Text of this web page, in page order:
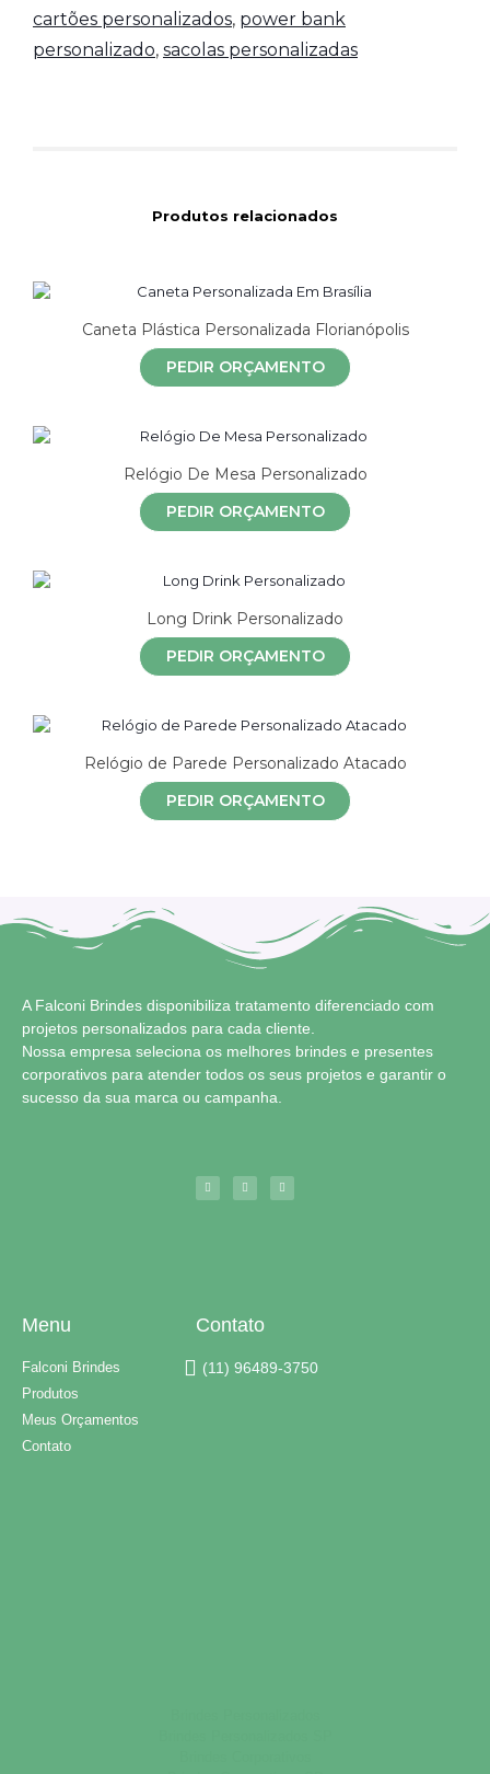
cartões personalizados, power bank
personalizado, sacolas personalizadas
Produtos relacionados
Caneta Plástica Personalizada Florianópolis
PEDIR ORÇAMENTO
Relógio De Mesa Personalizado
PEDIR ORÇAMENTO
Long Drink Personalizado
PEDIR ORÇAMENTO
Relógio de Parede Personalizado Atacado
PEDIR ORÇAMENTO
A Falconi Brindes disponibiliza tratamento diferenciado com
projetos personalizados para cada cliente.
Nossa empresa seleciona os melhores brindes e presentes
corporativos para atender todos os seus projetos e garantir o
sucesso da sua marca ou campanha.
Menu
Falconi Brindes
Produtos
Meus Orçamentos
Contato
Contato
(11) 96489-3750